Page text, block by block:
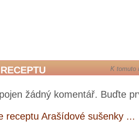
K tomuto
žádný komentář. Buďte
receptu Arašídové sušenky ...